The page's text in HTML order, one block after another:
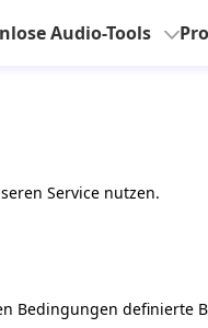
Audio-Tools
Service nutzen.
Bedingungen definierte